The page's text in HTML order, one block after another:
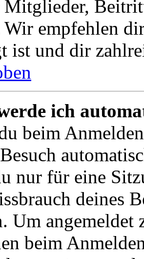
Mitglieder,
empfehlen
ist und dir
ich
beim
nur für eine
deines
Um angemeldet
beim